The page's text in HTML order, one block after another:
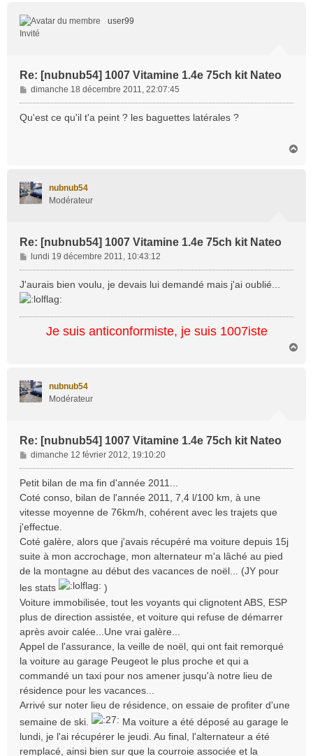
user99
Invité
Re: [nubnub54] 1007 Vitamine 1.4e 75ch kit Nateo
M
e
s
dimanche 18 décembre 2011, 22:07:45
Qu'est ce qu'il t'a peint ? les baguettes latérales ?
nubnub54
Modérateur
Re: [nubnub54] 1007 Vitamine 1.4e 75ch kit Nateo
M
e
s
s
a
g
lundi 19 décembre 2011, 10:43:12
J'aurais bien voulu, je devais lui demandé mais j'ai oublié...
Je suis anticonformiste, je suis 1007iste
nubnub54
Modérateur
Re: [nubnub54] 1007 Vitamine 1.4e 75ch kit Nateo
M
e
s
g
e
dimanche 12 février 2012, 19:10:20
Petit bilan de ma fin d'année 2011...
Coté conso, bilan de l'année 2011, 7,4 l/100 km, à une
vitesse moyenne de 76km/h, cohérent avec les trajets que
j'effectue.
Coté galère, alors que j'avais récupéré ma voiture depuis 15j
suite à mon accrochage, mon alternateur m'a lâché au pied
de la montagne au début des vacances de noël... (JY pour
les stats
)
Voiture immobilisée, tout les voyants qui clignotent ABS, ESP
plus de direction assistée, et voiture qui refuse de démarrer
après avoir calée...Une vrai galère...
Appel de l'assurance, la veille de noël, qui ont fait remorqué
la voiture au garage Peugeot le plus proche et qui a
commandé un taxi pour nos amener jusqu'à notre lieu de
résidence pour les vacances...
Arrivé sur noter lieu de résidence, on essaie de profiter d'une
semaine de ski.
Ma voiture a été déposé au garage le
lundi, je l'ai récupérer le jeudi. Au final, l'alternateur a été
remplacé, ainsi bien sur que la courroie associée et la